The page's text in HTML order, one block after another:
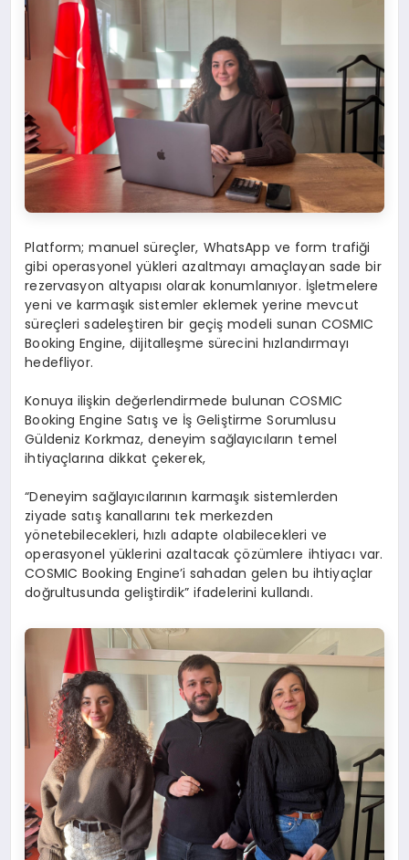
Platform; manuel süreçler, WhatsApp ve form trafiği
gibi operasyonel yükleri azaltmayı amaçlayan sade bir
rezervasyon altyapısı olarak konumlanıyor. İşletmelere
yeni ve karmaşık sistemler eklemek yerine mevcut
süreçleri sadeleştiren bir geçiş modeli sunan COSMIC
Booking Engine, dijitalleşme sürecini hızlandırmayı
hedefliyor.
Konuya ilişkin değerlendirmede bulunan COSMIC
Booking Engine Satış ve İş Geliştirme Sorumlusu
Güldeniz Korkmaz, deneyim sağlayıcıların temel
ihtiyaçlarına dikkat çekerek,
“Deneyim sağlayıcılarının karmaşık sistemlerden
ziyade satış kanallarını tek merkezden
yönetebilecekleri, hızlı adapte olabilecekleri ve
operasyonel yüklerini azaltacak çözümlere ihtiyacı var.
COSMIC Booking Engine’i sahadan gelen bu ihtiyaçlar
doğrultusunda geliştirdik” ifadelerini kullandı.